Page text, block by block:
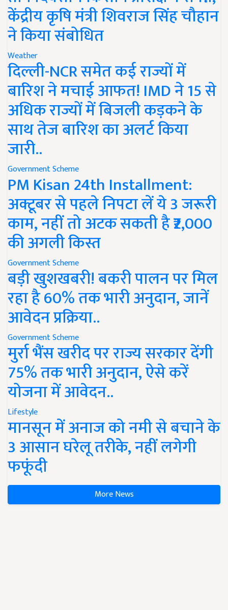
केंद्रीय कृषि मंत्री शिवराज सिंह चौहान
ने किया संबोधित
Weather
दिल्ली-NCR समेत कई राज्यों में
बारिश ने मचाई आफत! IMD ने 15 से
अधिक राज्यों में बिजली कड़कने के
साथ तेज बारिश का अलर्ट किया
जारी..
Government Scheme
PM Kisan 24th Installment:
अक्टूबर से पहले निपटा लें ये 3 जरूरी
काम, नहीं तो अटक सकती है ₹2,000
की अगली किस्त
Government Scheme
बड़ी खुशखबरी! बकरी पालन पर मिल
रहा है 60% तक भारी अनुदान, जानें
आवेदन प्रक्रिया..
Government Scheme
मुर्रा भैंस खरीद पर राज्य सरकार देंगी
75% तक भारी अनुदान, ऐसे करें
योजना में आवेदन..
Lifestyle
मानसून में अनाज को नमी से बचाने के
3 आसान घरेलू तरीके, नहीं लगेगी
फफूंदी
More News